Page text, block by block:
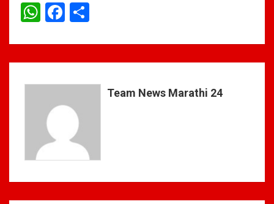
W
at
A
p
p
F
ce
o
o
k
ar
Team News Marathi 24